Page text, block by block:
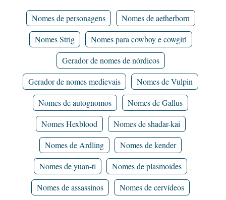
Nomes de personagens
Nomes de aetherborn
Nomes Strig
Nomes para cowboy e cowgirl
Gerador de nomes de nórdicos
Gerador de nomes medievais
Nomes de Vulpin
Nomes de autognomos
Nomes de Gallus
Nomes Hexblood
Nomes de shadar-kai
Nomes de Ardling
Nomes de kender
Nomes de yuan-ti
Nomes de plasmoides
Nomes de assassinos
Nomes de cervídeos